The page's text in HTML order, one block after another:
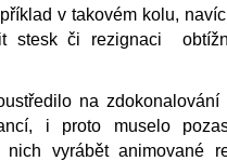
v takovém kolu,
stesk či rezignaci
na zdokonalování
i proto muselo
vyrábět animované